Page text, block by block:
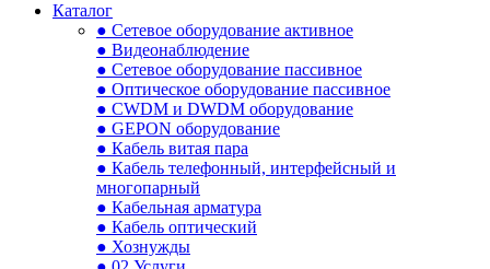
Каталог
● Сетевое оборудование активное
● Видеонаблюдение
● Сетевое оборудование пассивное
● Оптическое оборудование пассивное
● CWDM и DWDM оборудование
● GEPON оборудование
● Кабель витая пара
● Кабель телефонный, интерфейсный и
многопарный
● Кабельная арматура
● Кабель оптический
● Хознужды